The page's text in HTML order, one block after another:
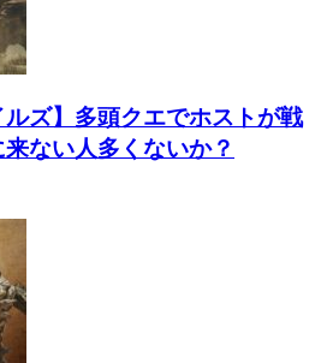
ルズ】多頭クエでホストが戦
ない人多くないか？